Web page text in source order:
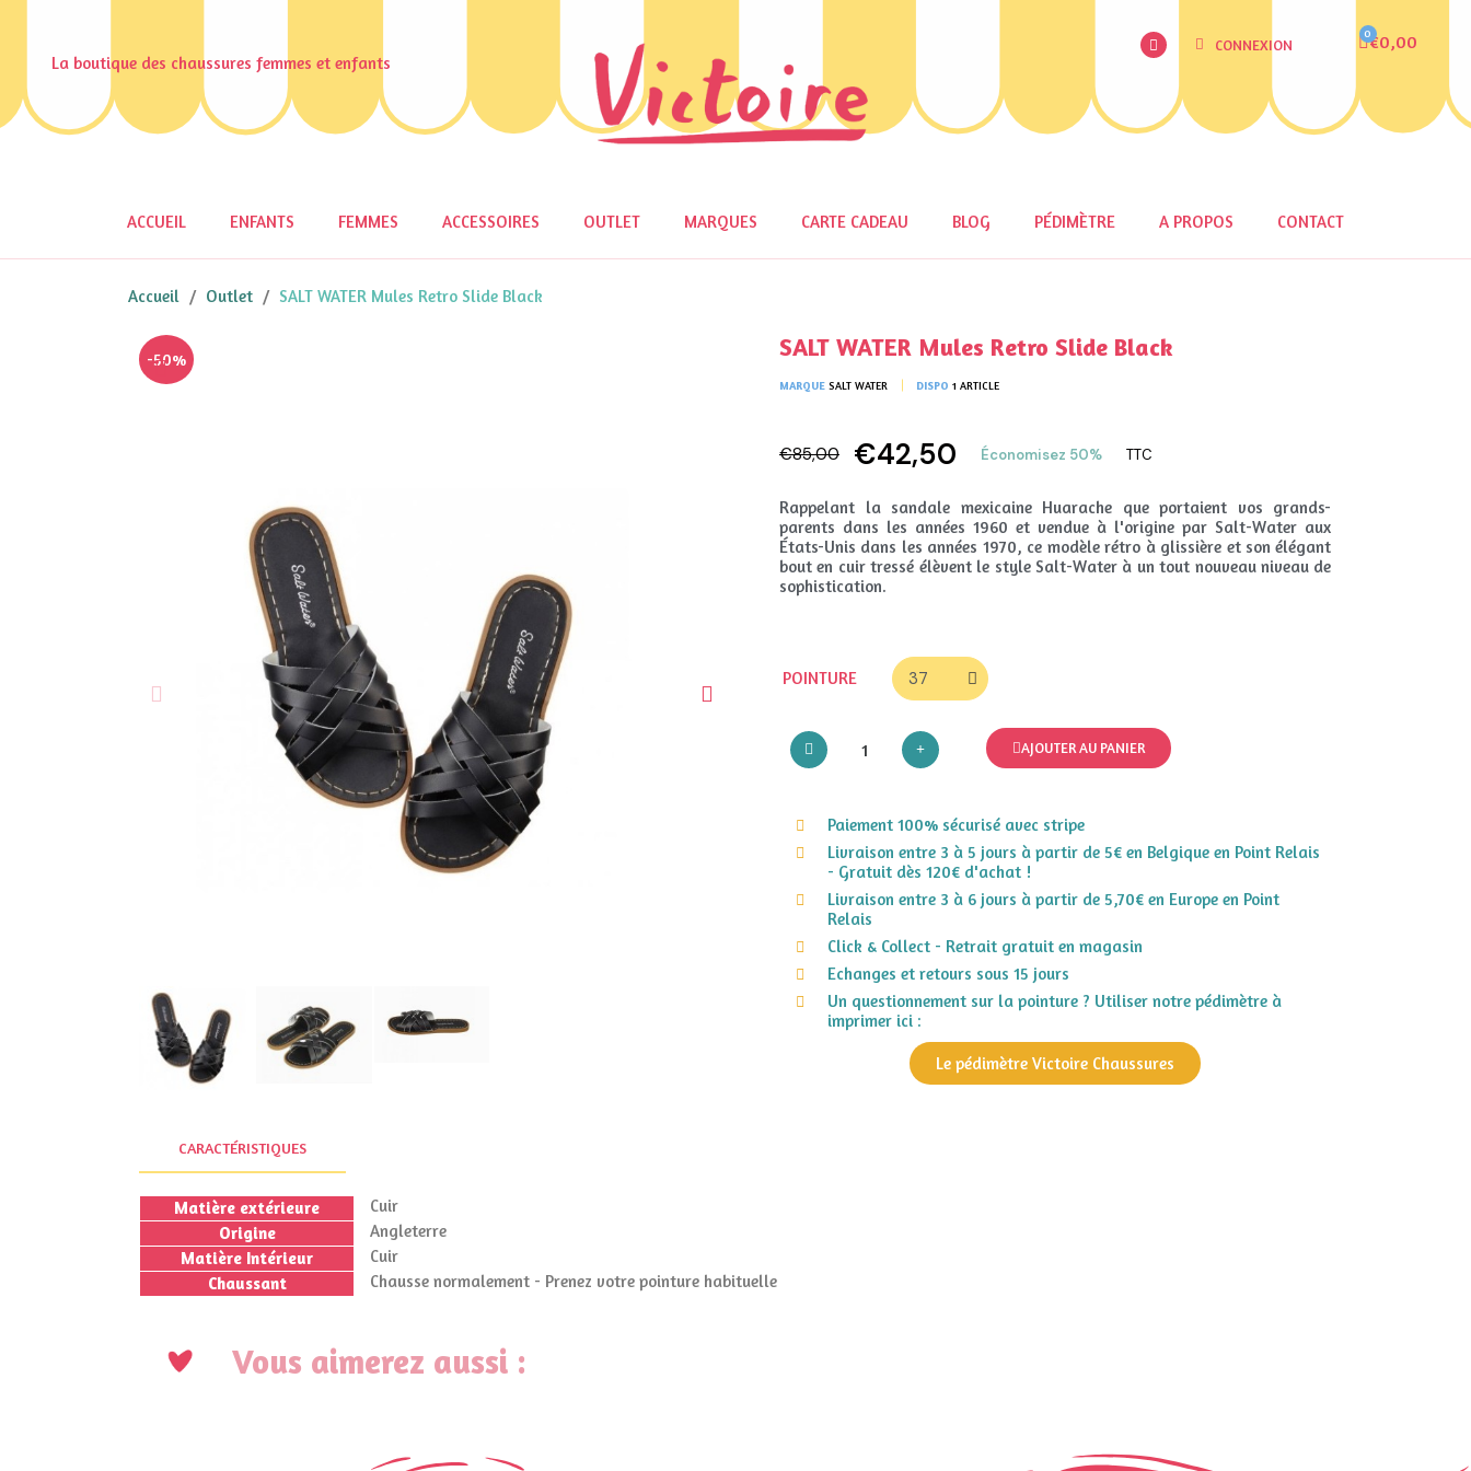
La boutique des chaussures femmes et enfants
CONNEXION €0,00
ACCUEIL ENFANTS FEMMES ACCESSOIRES OUTLET MARQUES CARTE CADEAU BLOG PÉDIMÈTRE A PROPOS CONTACT
Accueil Outlet SALT WATER Mules Retro Slide Black
-50% SALT WATER Mules Retro Slide Black
MARQUE SALT WATER DISPO 1 ARTICLE
€85,00 €42,50 Économisez 50% TTC
Rappelant la sandale mexicaine Huarache que portaient vos grands-
parents dans les années 1960 et vendue à l'origine par Salt-Water aux
États-Unis dans les années 1970, ce modèle rétro à glissière et son élégant
bout en cuir tressé élèvent le style Salt-Water à un tout nouveau niveau de
sophistication.
POINTURE
AJOUTER AU PANIER
Paiement 100% sécurisé avec stripe
Livraison entre 3 à 5 jours à partir de 5€ en Belgique en Point Relais
- Gratuit dès 120€ d'achat !
Livraison entre 3 à 6 jours à partir de 5,70€ en Europe en Point
Relais
Click & Collect - Retrait gratuit en magasin
Echanges et retours sous 15 jours
Un questionnement sur la pointure ? Utiliser notre pédimètre à
imprimer ici :
Le pédimètre Victoire Chaussures
CARACTÉRISTIQUES
Matière extérieure
Cuir
Origine
Angleterre
Matière Intérieur
Cuir
Chaussant
Chausse normalement - Prenez votre pointure habituelle
Vous aimerez aussi :